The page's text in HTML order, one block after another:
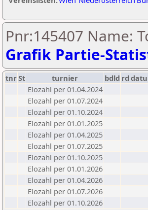
Pnr:145407 Name:
Grafik Partie-
tnrSt turnier bdld rd
Elozahl per 01.04.2024
Elozahl per 01.07.2024
Elozahl per 01.10.2024
Elozahl per 01.01.2025
Elozahl per 01.04.2025
Elozahl per 01.07.2025
Elozahl per 01.10.2025
Elozahl per 01.01.2026
Elozahl per 01.04.2026
Elozahl per 01.07.2026
Elozahl per 01.10.2026